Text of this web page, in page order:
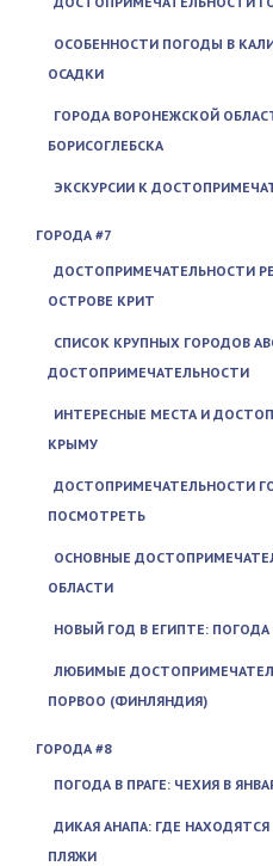
ОСОБЕННОСТИ ПОГОДЫ В
ОСАДКИ
ГОРОДА ВОРОНЕЖСКОЙ
БОРИСОГЛЕБСКА
ЭКСКУРСИИ К
ГОРОДА #7
ДОСТОПРИМЕЧАТЕЛЬНОСТИ
ОСТРОВЕ КРИТ
СПИСОК КРУПНЫХ ГОРОДОВ
ДОСТОПРИМЕЧАТЕЛЬНОСТИ
ИНТЕРЕСНЫЕ МЕСТА И
КРЫМУ
ДОСТОПРИМЕЧАТЕЛЬНОСТИ
ПОСМОТРЕТЬ
ОСНОВНЫЕ
ОБЛАСТИ
НОВЫЙ ГОД В ЕГИПТЕ:
ЛЮБИМЫЕ
ПОРВОО (ФИНЛЯНДИЯ)
ГОРОДА #8
ПОГОДА В ПРАГЕ: ЧЕХИЯ В
ДИКАЯ АНАПА: ГДЕ
ПЛЯЖИ